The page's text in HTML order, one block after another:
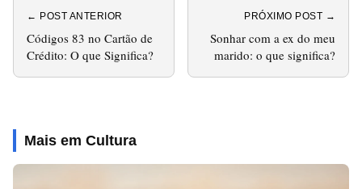
← POST ANTERIOR
Códigos 83 no Cartão de
Crédito: O que Significa?
PRÓXIMO POST →
Sonhar com a ex do meu
marido: o que significa?
Mais em Cultura